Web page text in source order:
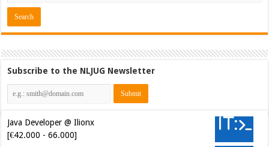
Subscribe to the NLJUG Newsletter
Java Developer @ Ilionx
[€42.000 - 66.000]